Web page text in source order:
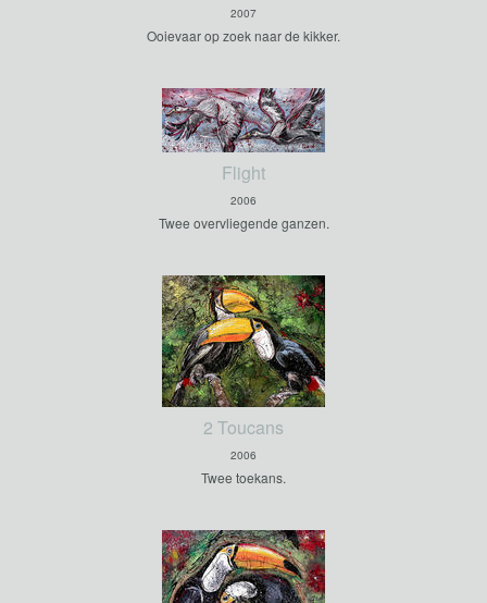
2007
Ooievaar op zoek naar de kikker.
Flight
2006
Twee overvliegende ganzen.
2 Toucans
2006
Twee toekans.